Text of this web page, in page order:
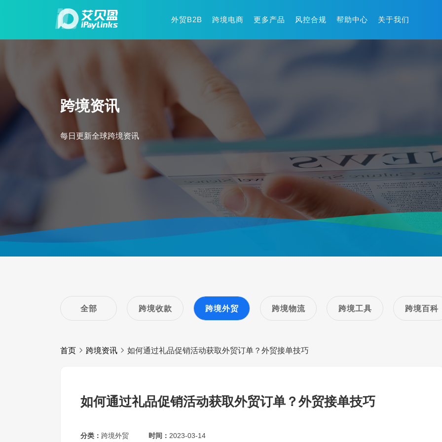
外贸B2B 跨境电商 更多产品 风控合规 帮助中心 关于我们
跨境资讯
每日更新全球跨境资讯
全部 跨境收款 跨境外贸 跨境物流 跨境工具 跨境百科
首页 跨境资讯 如何通过礼品促销活动获取外贸订单？外贸接单技巧
如何通过礼品促销活动获取外贸订单？外贸接单技巧
分类： 跨境外贸 时间： 2023-03-14